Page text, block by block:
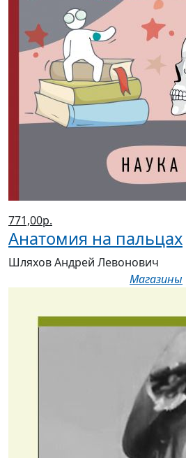
771,00р.
Анатомия на пальцах
Шляхов Андрей Левонович
Магазины